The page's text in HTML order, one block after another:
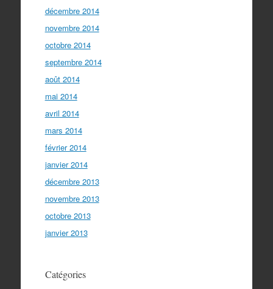
décembre 2014
novembre 2014
octobre 2014
septembre 2014
août 2014
mai 2014
avril 2014
mars 2014
février 2014
janvier 2014
décembre 2013
novembre 2013
octobre 2013
janvier 2013
Catégories